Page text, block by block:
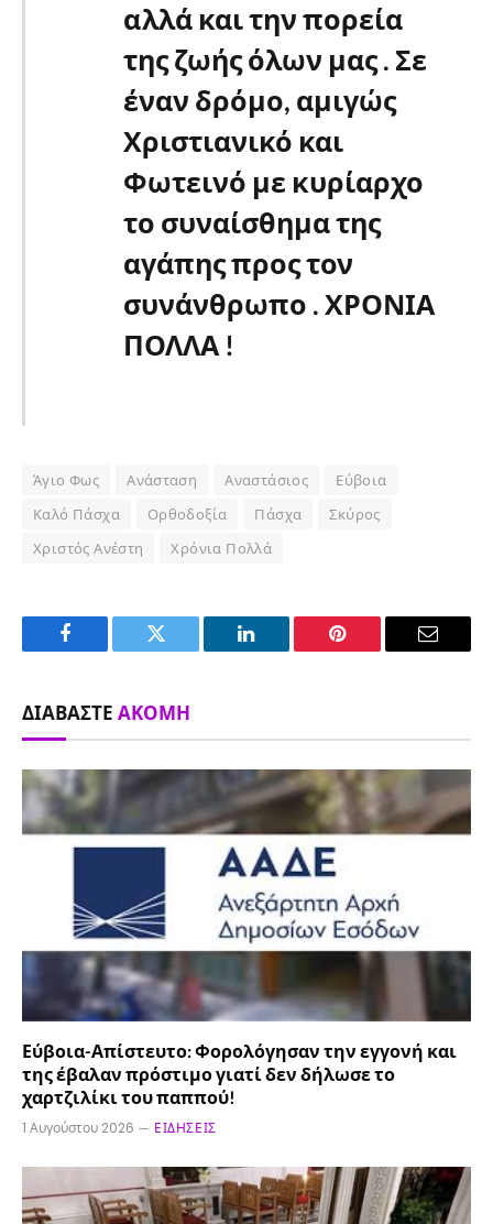
αλλά και την πορεία
της ζωής όλων μας . Σε
έναν δρόμο, αμιγώς
Χριστιανικό και
Φωτεινό με κυρίαρχο
το συναίσθημα της
αγάπης προς τον
συνάνθρωπο . ΧΡΟΝΙΑ
ΠΟΛΛΑ !
Άγιο Φως Ανάσταση Αναστάσιος
Εύβοια
Καλό Πάσχα
Ορθοδοξία Πάσχα
Σκύρος
Χριστός Ανέστη
Χρόνια Πολλά
Facebook Twitter LinkedIn Pinterest Email
ΔΙΑΒΆΣΤΕ ΑΚΌΜΗ
Εύβοια-Απίστευτο: Φορολόγησαν την εγγονή και
της έβαλαν πρόστιμο γιατί δεν δήλωσε το
χαρτζιλίκι του παππού!
1 Αυγούστου 2026 ΕΙΔΉΣΕΙΣ